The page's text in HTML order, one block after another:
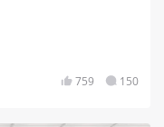
759 150